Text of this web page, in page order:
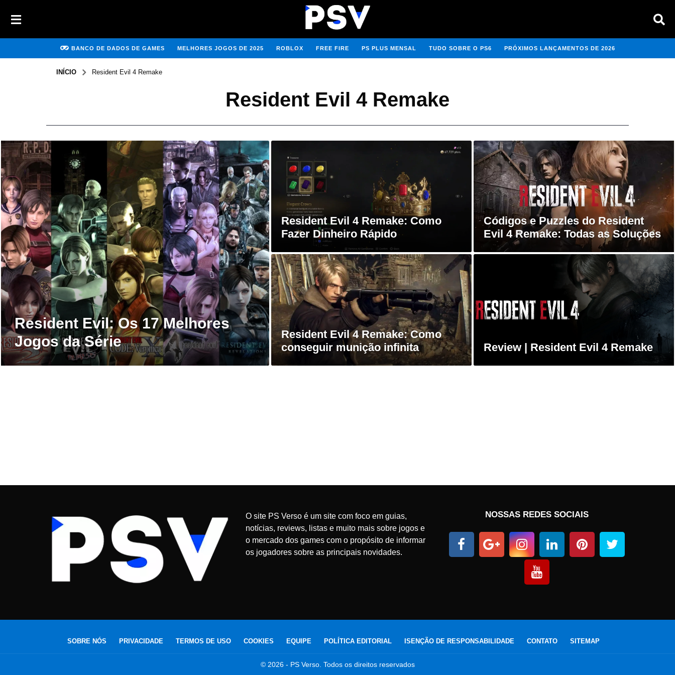
BANCO DE DADOS DE GAMES MELHORES JOGOS DE 2025 ROBLOX FREE FIRE PS PLUS MENSAL TUDO SOBRE O PS6 PRÓXIMOS LANÇAMENTOS DE 2026
INÍCIO Resident Evil 4 Remake
Resident Evil 4 Remake
Resident Evil: Os 17 Melhores
Jogos da Série
Resident Evil 4 Remake: Como
Fazer Dinheiro Rápido
Códigos e Puzzles do Resident
Evil 4 Remake: Todas as Soluções
Resident Evil 4 Remake: Como
conseguir munição infinita
Review | Resident Evil 4 Remake
O site PS Verso é um site com foco em guias,
notícias, reviews, listas e muito mais sobre jogos e
o mercado dos games com o propósito de informar
os jogadores sobre as principais novidades.
NOSSAS REDES SOCIAIS
SOBRE NÓS PRIVACIDADE TERMOS DE USO COOKIES EQUIPE POLÍTICA EDITORIAL ISENÇÃO DE RESPONSABILIDADE CONTATO SITEMAP
© 2026 - PS Verso. Todos os direitos reservados